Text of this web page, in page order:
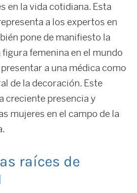
en la vida cotidiana. Esta
a los expertos en
pone de manifiesto la
femenina en el mundo
a una médica como
de la decoración. Este
creciente presencia y
mujeres en el campo de la
raíces de